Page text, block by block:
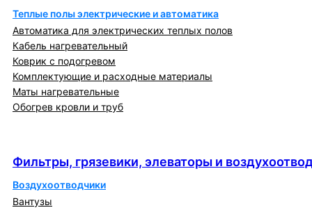
Теплые полы электрические и автоматика
Автоматика для электрических теплых полов
Кабель нагревательный
Коврик с подогревом
Комплектующие и расходные материалы
Маты нагревательные
Обогрев кровли и труб
Фильтры, грязевики, элеваторы и
Воздухоотводчики
Вантузы